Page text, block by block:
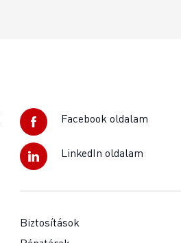
Facebook oldalam
LinkedIn oldalam
Biztosítások